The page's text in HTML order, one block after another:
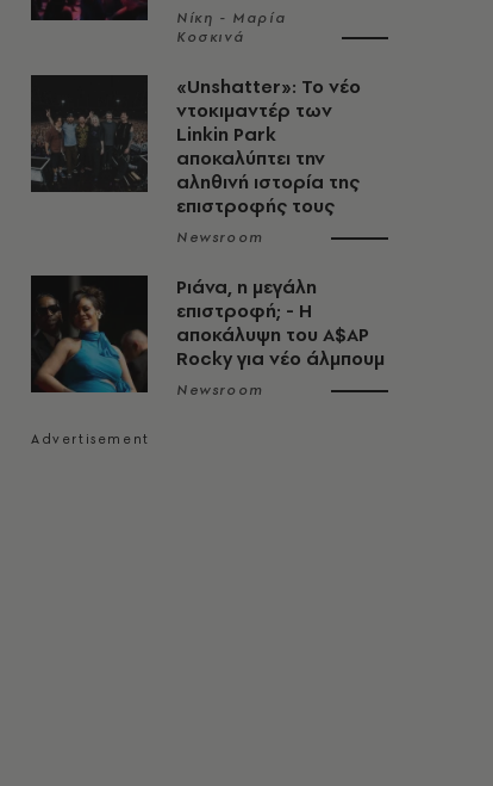
Νίκη - Μαρία
Κοσκινά
«Unshatter»: Το νέο
ντοκιμαντέρ των
Linkin Park
αποκαλύπτει την
αληθινή ιστορία της
επιστροφής τους
Newsroom
Ριάνα, η μεγάλη
επιστροφή; - Η
αποκάλυψη του A$AP
Rocky για νέο άλμπουμ
Newsroom